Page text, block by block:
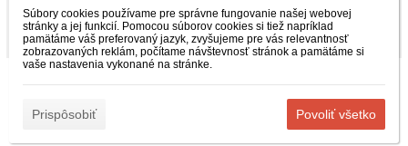
Najnákup.sk
„© 2015 – 2025 ObchodPreTeba.sk - Kvalitné náradie, autodiely a
zváracia technika. Rýchle doručenie po celej SR. Kontakt:
info@obchodpreteba.sk | Tel.: +421 940 818 505“ | Všetky práva
Súbory cookies používame pre správne fungovanie našej webovej
stránky a jej funkcií. Pomocou súborov cookies si tiež napríklad
pamätáme váš preferovaný jazyk, zvyšujeme pre vás relevantnosť
zobrazovaných reklám, počítame návštevnosť stránok a pamätáme si
vaše nastavenia vykonané na stránke.
Prispôsobiť Povoliť všetko